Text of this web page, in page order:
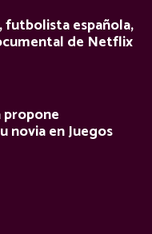
futbolista española,
de Netflix
propone
novia en Juegos